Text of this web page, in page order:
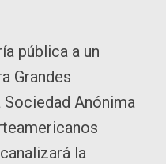
pública a un
Grandes
Anónima
la